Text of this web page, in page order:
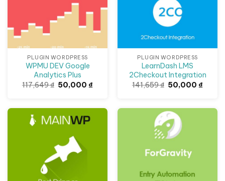
PLUGIN WORDPRESS
WPMU DEV Google
Analytics Plus
117,649₫ Giá
gốc
50,000₫Giá
50,000 ₫.
PLUGIN WORDPRESS
LearnDash LMS
2Checkout Integration
141,659₫ Giá
gốc
50,000₫Giá
Giảm giá!